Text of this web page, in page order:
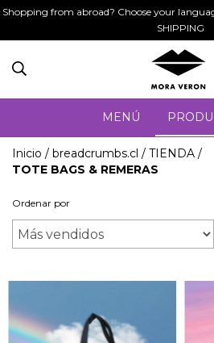
Shopping from abroad? Choose your
SHIPPING
MENÚ
Inicio / breadcrumbs.cl / TIENDA /
TOTE BAGS & REMERAS
Ordenar por